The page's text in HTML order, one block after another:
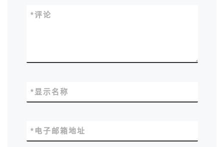
评论
*
显示名称
*
电子邮箱地址
*